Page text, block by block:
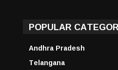
POPULAR
Andhra Pradesh
Telangana